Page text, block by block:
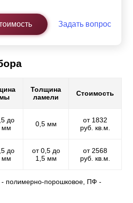
Задать вопрос
Толщина
ламели
Стоимость
до
мм
0,5 мм
от 1832
руб. кв.м.
до
мм
от 0,5 до
1,5 мм
от 2568
руб. кв.м.
полимерно-порошковое, ПФ -